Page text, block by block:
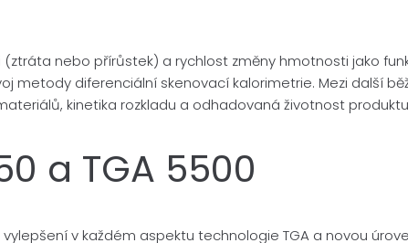
nebo přírůstek) a rychlost změny hmotnosti jako
metody diferenciální skenovací kalorimetrie. Mezi další
kinetika rozkladu a odhadovaná životnost
a TGA 5500
v každém aspektu technologie TGA a novou